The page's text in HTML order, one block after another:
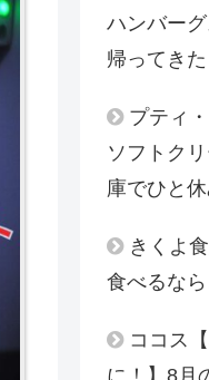
ハンバー
帰ってきた
プティ
ソフトク
庫でひと
きくよ
食べるなら
ココス
に！】8月